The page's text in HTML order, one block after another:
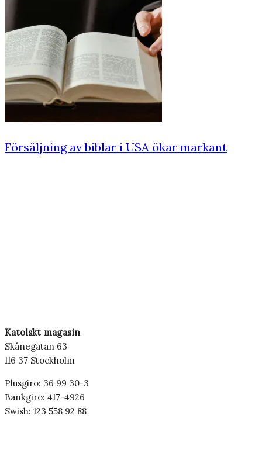
Försäljning av biblar i USA ökar markant
Katolskt magasin
Skånegatan 63
116 37 Stockholm
Plusgiro: 36 99 30-3
Bankgiro: 417-4926
Swish: 123 558 92 88